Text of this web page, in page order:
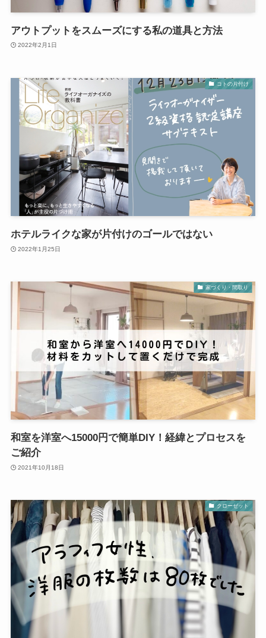
アウトプットをスムーズにする私の道具と方法
2022年2月1日
コトの片付け
ホテルライクな家が片付けのゴールではない
2022年1月25日
家づくり・間取り
和室を洋室へ15000円で簡単DIY！経緯とプロセスを
ご紹介
2021年10月18日
クローゼット